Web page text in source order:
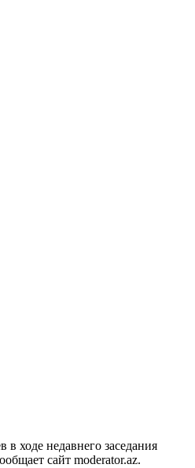
ходе недавнего заседания
сайт moderator.az.